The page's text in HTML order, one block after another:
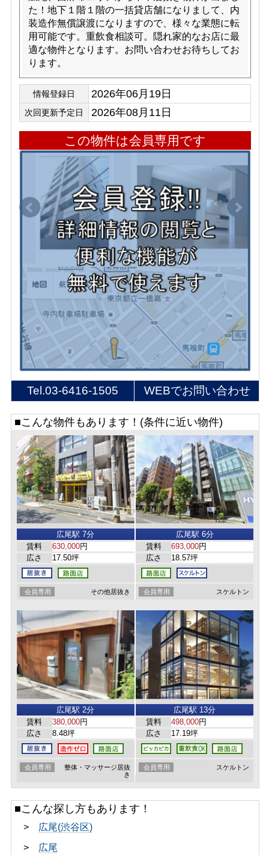
た！地下１階１階の一括貸店舗になりまして、内
装造作無償譲渡になりますので、様々な業態に転
用可能です。重飲食相談可。隠れ家的なお店に最
適な物件となります。お問い合わせお待ちしてお
ります。
情報登録日 2026年06月19日
次回更新予定日 2026年08月11日
この物件は会員専用です
Tel.03-6416-1505 WEBでお問い合わせ
■こんな物件もあります！(条件に近い物件)
広尾駅 7分
賃料
630,000円
広さ
17.50坪
会員専用 その他居抜き
広尾駅 6分
賃料
693,000円
広さ
18.57坪
会員専用 スケルトン
広尾駅 2分
賃料
380,000円
広さ
8.48坪
会員専用
整体・マッサージ居抜
き
広尾駅 13分
賃料
498,000円
広さ
17.19坪
会員専用 スケルトン
■こんな探し方もあります！
>
広尾(渋谷区)
>
広尾